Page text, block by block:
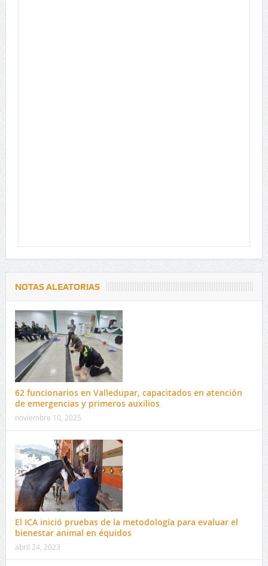
NOTAS ALEATORIAS
62 funcionarios en Valledupar, capacitados en atención
de emergencias y primeros auxilios
noviembre 10, 2025
El ICA inició pruebas de la metodología para evaluar el
bienestar animal en équidos
abril 24, 2023